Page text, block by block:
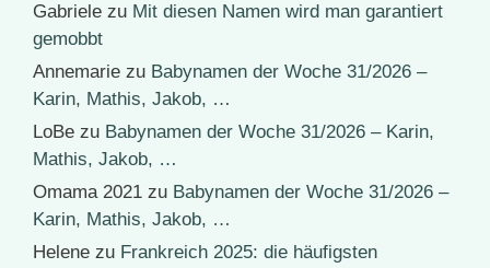
Gabriele zu Mit diesen Namen wird man garantiert
gemobbt
Annemarie zu Babynamen der Woche 31/2026 –
Karin, Mathis, Jakob, …
LoBe zu Babynamen der Woche 31/2026 – Karin,
Mathis, Jakob, …
Omama 2021 zu Babynamen der Woche 31/2026 –
Karin, Mathis, Jakob, …
Helene zu Frankreich 2025: die häufigsten